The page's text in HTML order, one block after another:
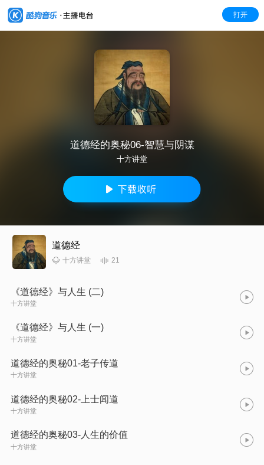
打开
道德经的奥秘06-智慧与阴谋
十方讲堂
道德经
十方讲堂 21
《道德经》与人生 (二)
十方讲堂
《道德经》与人生 (一)
十方讲堂
道德经的奥秘01-老子传道
十方讲堂
道德经的奥秘02-上士闻道
十方讲堂
道德经的奥秘03-人生的价值
十方讲堂